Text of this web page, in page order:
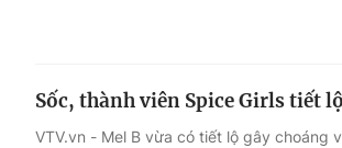
Sốc, thành viên Spice Girls tiết
VTV.vn - Mel B vừa có tiết lộ gây choáng